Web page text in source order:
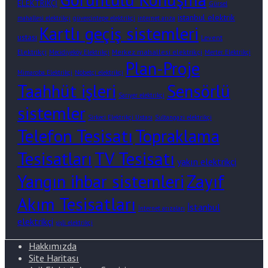
ELEKTRİKÇİ
Gürsel
mahallesi elektrikçi güvercintepe elektrikçi internet arıza istanbul elektrik
ustası Kartlı geçiş sistemleri Levent
Elektrikçi Mecidiyeköy Elektrikçi Merkez mahallesi elektrikçi Merter Elektrikçi
Mimaroba Elektrikçi Nöbetçi elektrikçi Plan-Proje
Taahhüt işleri Sarıyer elektrikçi Sensörlü
sistemler Sirkeci Elektrikçi Ustası Sultangazi elektrikçi
Telefon TesisatıTopraklama
TesisatlarıTV Tesisatı yakın elektrikçi
Yangın ihbar sistemleriZayıf
Akım Tesisatları İnternet arızaları İstanbul
elektrikçi şişli elektrikçi
Hakkımızda
Site Haritası